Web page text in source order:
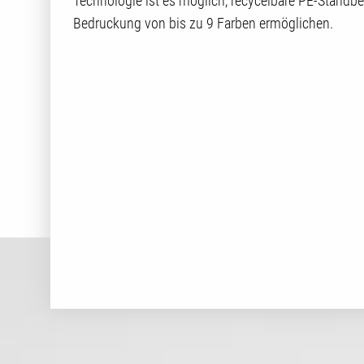
Bedruckung von bis zu 9 Farben ermöglichen.